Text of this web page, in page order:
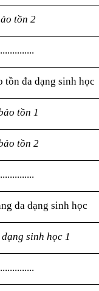
tồn 2
tồn đa dạng sinh học
tồn 1
tồn 2
đa dạng sinh học
sinh học 1